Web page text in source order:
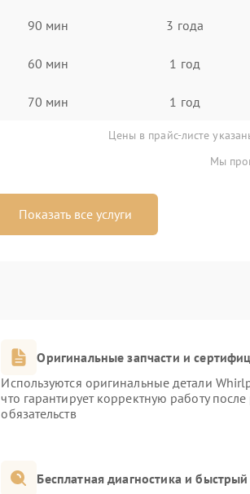
90 мин 3 года
60 мин 1 год
70 мин 1 год
Цены в прайс-листе
Мы
Показать все услуги
Оригинальные запчасти и
Используются оригинальные детали
что гарантирует корректную работу
обязательств
Бесплатная диагностика и